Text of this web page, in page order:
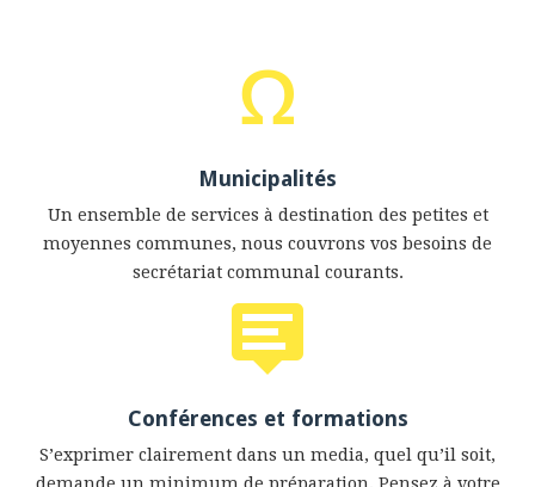
Municipalités
Un ensemble de services à destination des petites et
moyennes communes, nous couvrons vos besoins de
secrétariat communal courants.
Conférences et formations
S’exprimer clairement dans un media, quel qu’il soit,
demande un minimum de préparation. Pensez à votre